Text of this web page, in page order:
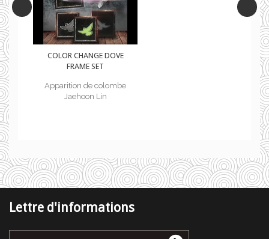
COLOR CHANGE DOVE
FRAME SET
Apparition de colombe
Jaehoon Lin
Lettre d'informations